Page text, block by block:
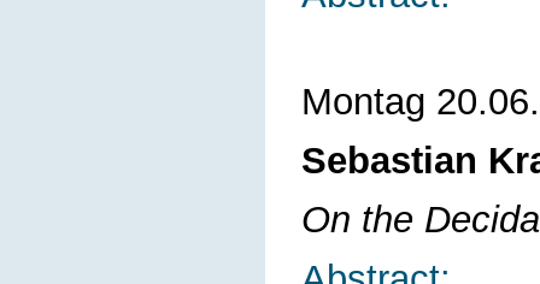
Montag
Sebastian
On the